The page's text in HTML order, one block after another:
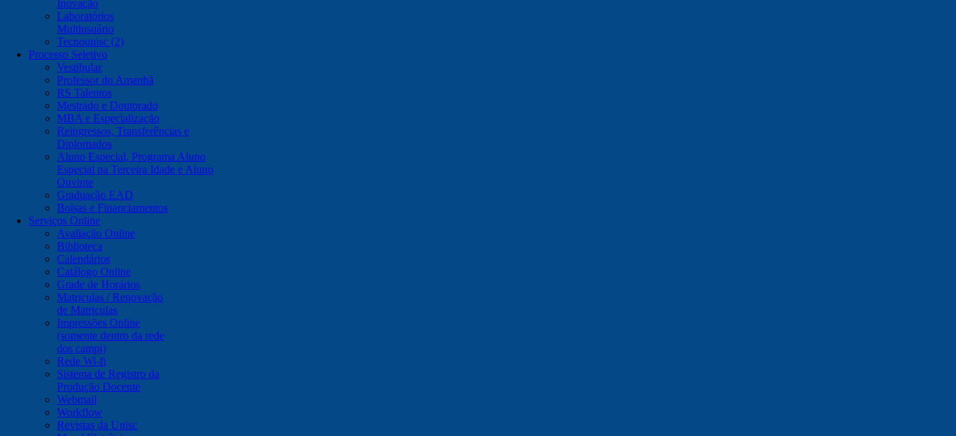
Inovação
Laboratórios
Multiusuário
Tecnounisc (2)
Processo Seletivo
Vestibular
Professor do Amanhã
RS Talentos
Mestrado e Doutorado
MBA e Especialização
Reingressos, Transferências e
Diplomados
Aluno Especial, Programa Aluno
Especial na Terceira Idade e Aluno
Ouvinte
Graduação EAD
Bolsas e Financiamentos
Serviços Online
Avaliação Online
Biblioteca
Calendários
Catálogo Online
Grade de Horários
Matriculas / Renovação
de Matriculas
Impressões Online
(somente dentro da rede
dos campi)
Rede Wi-fi
Sistema de Registro da
Produção Docente
Webmail
Workflow
Revistas da Unisc